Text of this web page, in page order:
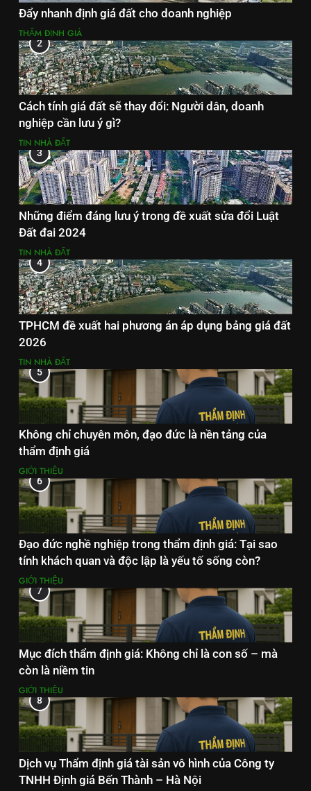
Đẩy nhanh định giá đất cho doanh nghiệp
THẨM ĐỊNH GIÁ
2
Cách tính giá đất sẽ thay đổi: Người dân, doanh
nghiệp cần lưu ý gì?
TIN NHÀ ĐẤT
3
Những điểm đáng lưu ý trong đề xuất sửa đổi Luật
Đất đai 2024
TIN NHÀ ĐẤT
4
TPHCM đề xuất hai phương án áp dụng bảng giá đất
2026
TIN NHÀ ĐẤT
5
Không chỉ chuyên môn, đạo đức là nền tảng của
thẩm định giá
GIỚI THIỆU
6
Đạo đức nghề nghiệp trong thẩm định giá: Tại sao
tính khách quan và độc lập là yếu tố sống còn?
GIỚI THIỆU
7
Mục đích thẩm định giá: Không chỉ là con số – mà
còn là niềm tin
GIỚI THIỆU
8
Dịch vụ Thẩm định giá tài sản vô hình của Công ty
TNHH Định giá Bến Thành – Hà Nội